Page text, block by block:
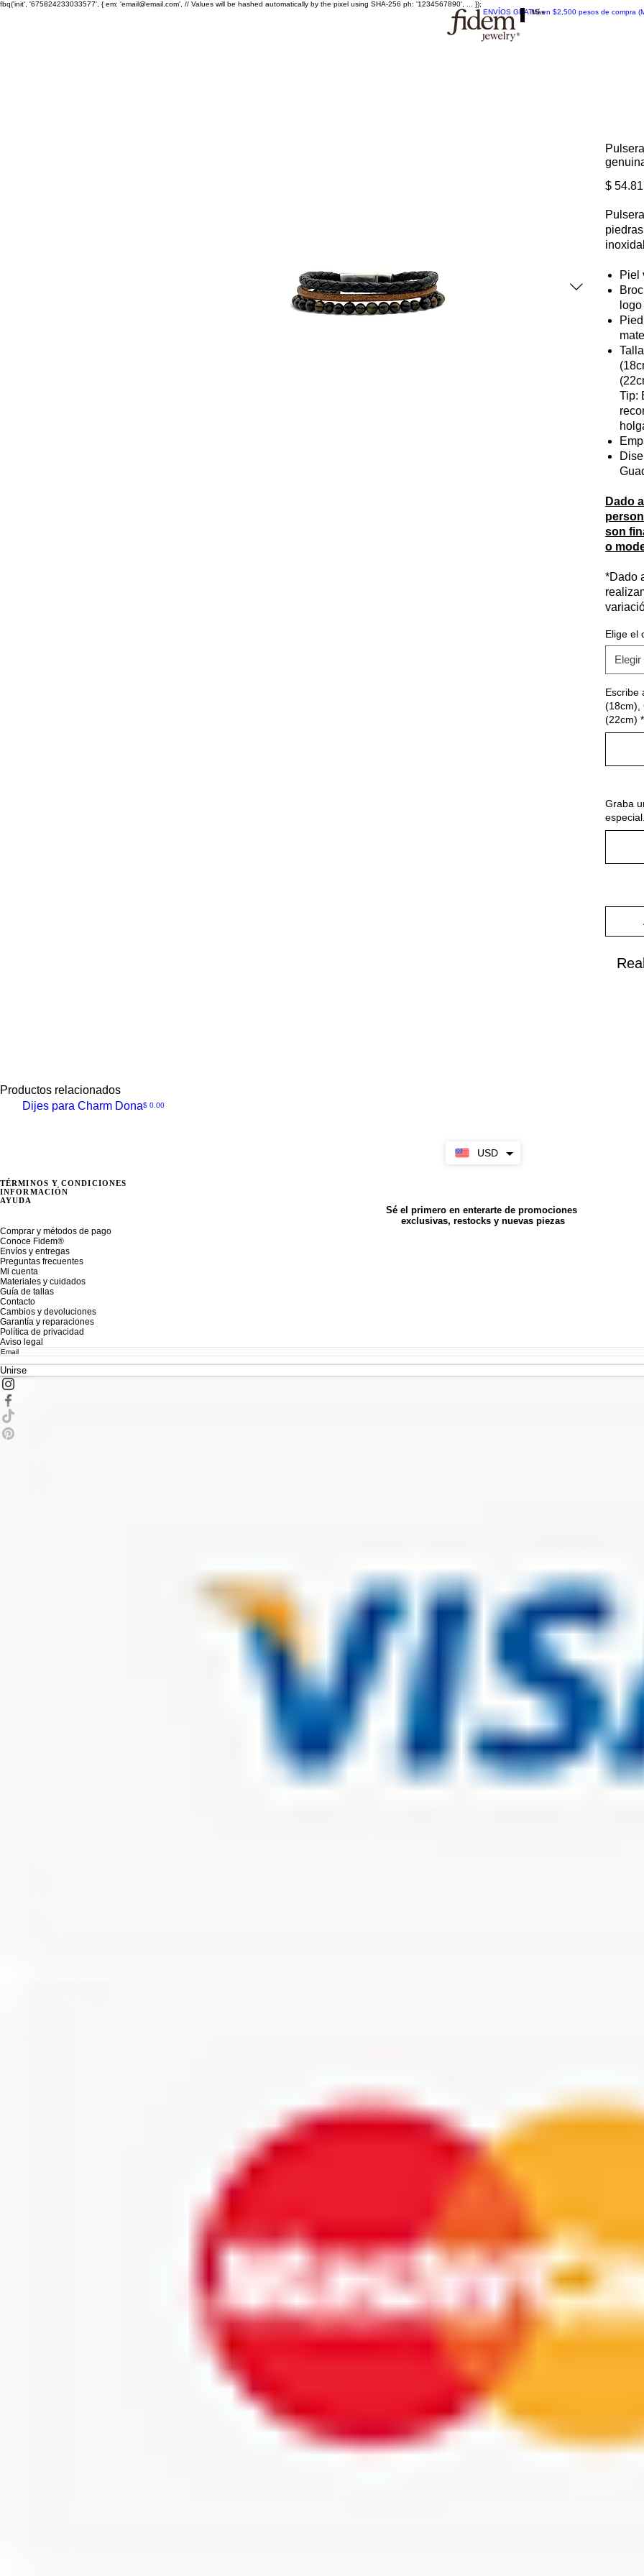
fbq('init', '675824233033577', { em: 'email@email.com', // Values will be hashed automatically by the pixel using SHA-256 ph: '1234567890', ... });
ENVÍOS GRATIS en $2,500 pesos de compra
Más
$ 54.81
Piel
Tip:
Dado
son
o
*Dado
Elige el
Elegir
Escribe
(18cm),
(22cm) *
Graba
Productos relacionados
Charm Dona
Dijes para Charm DonaPrecio
$ 0.00
USD
TÉRMINOS Y CONDICIONES
INFORMACIÓN
AYUDA
Sé el primero en enterarte de promociones
exclusivas, restocks y nuevas piezas
Comprar y métodos de pago
Conoce Fidem®
Envíos y entregas
Preguntas frecuentes
Mi cuenta
Materiales y cuidados
Guía de tallas
Contacto
Cambios y devoluciones
Garantía y reparaciones
Política de privacidad
Aviso legal
Unirse